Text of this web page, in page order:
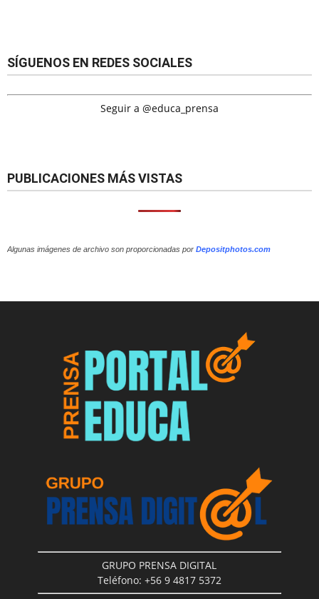
SÍGUENOS EN REDES SOCIALES
Seguir a @educa_prensa
PUBLICACIONES MÁS VISTAS
Algunas imágenes de archivo son proporcionadas por Depositphotos.com
GRUPO PRENSA DIGITAL
Teléfono: +56 9 4817 5372